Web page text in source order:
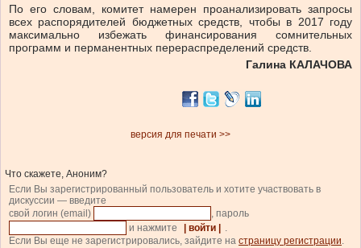
По его словам, комитет намерен проанализировать запросы
всех распорядителей бюджетных средств, чтобы в 2017 году
максимально избежать финансирования сомнительных
программ и перманентных перераспределений средств.
Галина КАЛАЧОВА
версия для печати >>
Что скажете, Аноним?
Если Вы зарегистрированный пользователь и хотите участвовать в
дискуссии — введите
свой логин (email)
, пароль
и нажмите
| войти |
.
Если Вы еще не зарегистрировались, зайдите на страницу регистрации.